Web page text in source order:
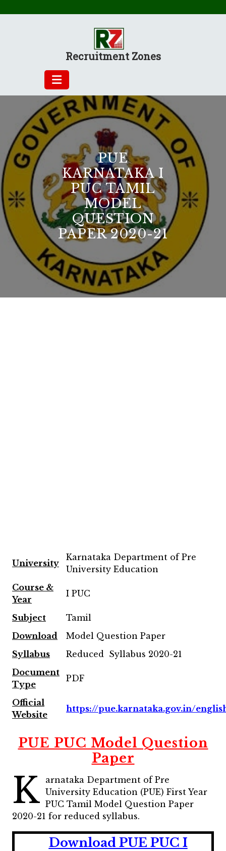
Recruitment Zones
PUE
KARNATAKA I
PUC TAMIL
MODEL
QUESTION
PAPER 2020-21
University
Karnataka Department of Pre
University Education
Course &
Year
I PUC
Subject
Tamil
Download
Model Question Paper
Syllabus
Reduced Syllabus 2020-21
Document
Type
PDF
Official
Website
https://pue.karnataka.gov.in/
PUE PUC Model Question
Paper
K
arnataka Department of Pre
University Education (PUE) First Year
PUC Tamil Model Question Paper
2020-21 for reduced syllabus.
Download PUE PUC I